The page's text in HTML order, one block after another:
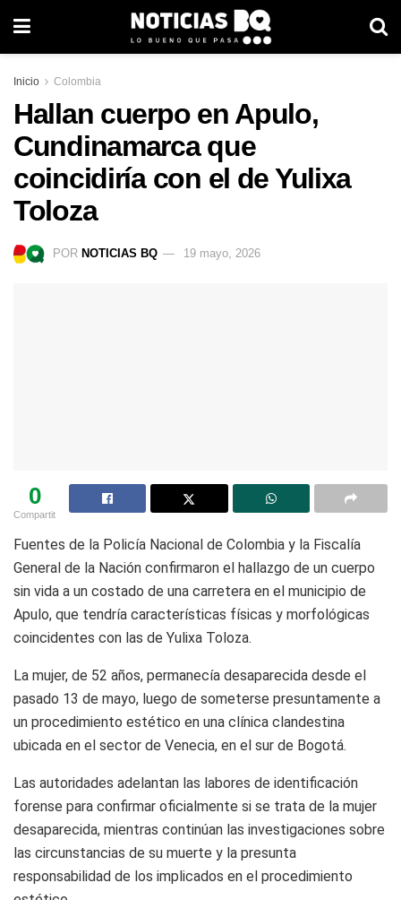
Inicio Colombia
Hallan cuerpo en Apulo,
Cundinamarca que
coincidiría con el de Yulixa
Toloza
POR NOTICIAS BQ 19 mayo, 2026
0
Compartit
Fuentes de la Policía Nacional de Colombia y la Fiscalía
General de la Nación confirmaron el hallazgo de un cuerpo
sin vida a un costado de una carretera en el municipio de
Apulo, que tendría características físicas y morfológicas
coincidentes con las de Yulixa Toloza.
La mujer, de 52 años, permanecía desaparecida desde el
pasado 13 de mayo, luego de someterse presuntamente a
un procedimiento estético en una clínica clandestina
ubicada en el sector de Venecia, en el sur de Bogotá.
Las autoridades adelantan las labores de identificación
forense para confirmar oficialmente si se trata de la mujer
desaparecida, mientras continúan las investigaciones sobre
las circunstancias de su muerte y la presunta
responsabilidad de los implicados en el procedimiento